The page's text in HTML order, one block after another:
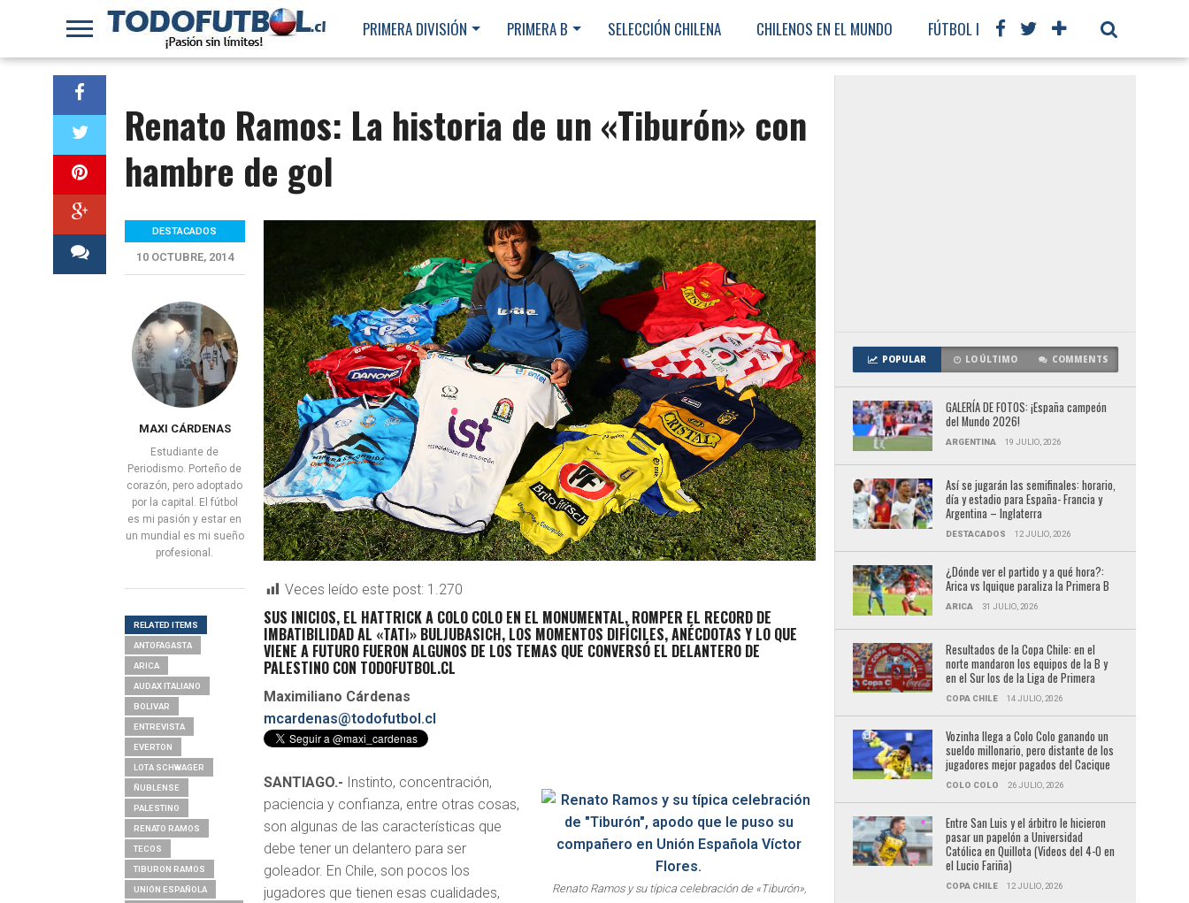
PRIMERA DIVISIÓN PRIMERA B SELECCIÓN CHILENA CHILENOS EN EL MUNDO FÚTBOL INTERNACIONAL
Renato Ramos: La historia de un «Tiburón» con
hambre de gol
Veces leído este post: 1.270
SUS INICIOS, EL HATTRICK A COLO COLO EN EL MONUMENTAL, ROMPER EL RECORD DE
IMBATIBILIDAD AL «TATI» BULJUBASICH, LOS MOMENTOS DIFÍCILES, ANÉCDOTAS Y LO QUE
VIENE A FUTURO FUERON ALGUNOS DE LOS TEMAS QUE CONVERSÓ EL DELANTERO DE
PALESTINO CON TODOFUTBOL.CL
Maximiliano Cárdenas
mcardenas@todofutbol.cl
Renato Ramos y su típica celebración de «Tiburón»,
SANTIAGO.- Instinto, concentración,
paciencia y confianza, entre otras cosas,
son algunas de las características que
debe tener un delantero para ser
goleador. En Chile, son pocos los
jugadores que tienen esas cualidades,
DESTACADOS
10 OCTUBRE, 2014
MAXI CÁRDENAS
Estudiante de
Periodismo. Porteño de
corazón, pero adoptado
por la capital. El fútbol
es mi pasión y estar en
un mundial es mi sueño
profesional.
RELATED ITEMS
ANTOFAGASTA
ARICA
AUDAX ITALIANO
BOLIVAR
ENTREVISTA
EVERTON
LOTA SCHWAGER
ÑUBLENSE
PALESTINO
RENATO RAMOS
TECOS
TIBURON RAMOS
UNIÓN ESPAÑOLA
POPULAR LO ÚLTIMO COMMENTS
GALERÍA DE FOTOS: ¡España campeón
del Mundo 2026!
ARGENTINA 19 JULIO, 2026
Así se jugarán las semifinales: horario,
día y estadio para España- Francia y
Argentina – Inglaterra
DESTACADOS 12 JULIO, 2026
¿Dónde ver el partido y a qué hora?:
Arica vs Iquique paraliza la Primera B
ARICA 31 JULIO, 2026
Resultados de la Copa Chile: en el
norte mandaron los equipos de la B y
en el Sur los de la Liga de Primera
COPA CHILE 14 JULIO, 2026
Vozinha llega a Colo Colo ganando un
sueldo millonario, pero distante de los
jugadores mejor pagados del Cacique
COLO COLO 26 JULIO, 2026
Entre San Luis y el árbitro le hicieron
pasar un papelón a Universidad
Católica en Quillota (Videos del 4-0 en
el Lucio Fariña)
COPA CHILE 12 JULIO, 2026